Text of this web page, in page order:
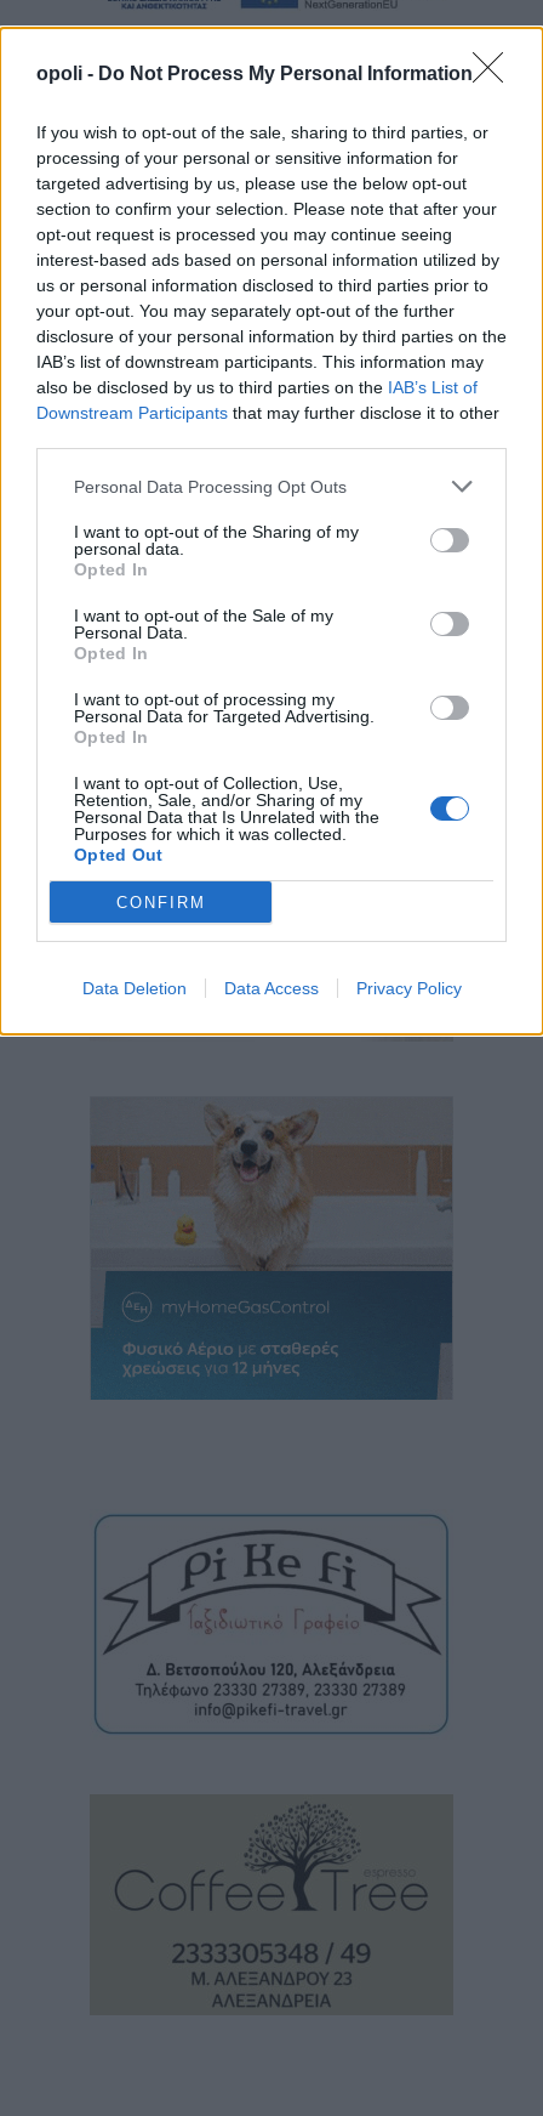
opoli - Do Not Process My Personal Information
If you wish to opt-out of the sale, sharing to third parties, or
processing of your personal or sensitive information for
targeted advertising by us, please use the below opt-out
section to confirm your selection. Please note that after your
opt-out request is processed you may continue seeing
interest-based ads based on personal information utilized by
us or personal information disclosed to third parties prior to
your opt-out. You may separately opt-out of the further
disclosure of your personal information by third parties on the
IAB’s list of downstream participants. This information may
also be disclosed by us to third parties on the IAB’s List of
Downstream Participants that may further disclose it to other
Personal Data Processing Opt Outs
I want to opt-out of the Sharing of my
personal data.
Opted In
I want to opt-out of the Sale of my
Personal Data.
Opted In
I want to opt-out of processing my
Personal Data for Targeted Advertising.
Opted In
I want to opt-out of Collection, Use,
Retention, Sale, and/or Sharing of my
Personal Data that Is Unrelated with the
Purposes for which it was collected.
Opted Out
CONFIRM
Data Deletion Data Access Privacy Policy